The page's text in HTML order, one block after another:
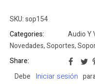
SKU:sop154
Categories:
Audio Y
Novedades,Soportes,
Share:
Debe
Iniciar sesión